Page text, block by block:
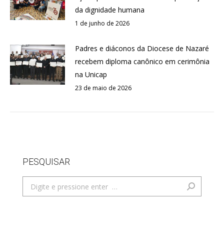
da dignidade humana
1 de junho de 2026
Padres e diáconos da Diocese de Nazaré
recebem diploma canônico em cerimônia
na Unicap
23 de maio de 2026
PESQUISAR
Search: